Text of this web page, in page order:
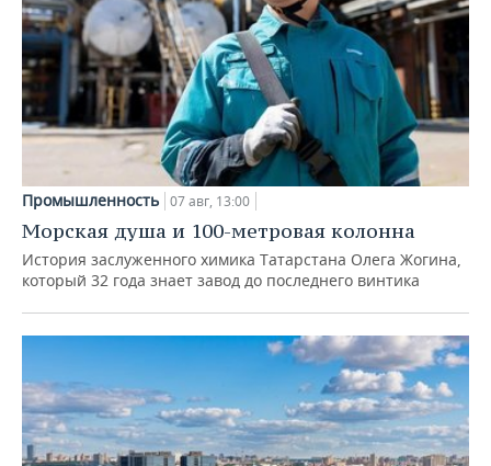
Промышленность 07 авг, 13:00
Морская душа и 100-метровая колонна
История заслуженного химика Татарстана Олега Жогина,
который 32 года знает завод до последнего винтика